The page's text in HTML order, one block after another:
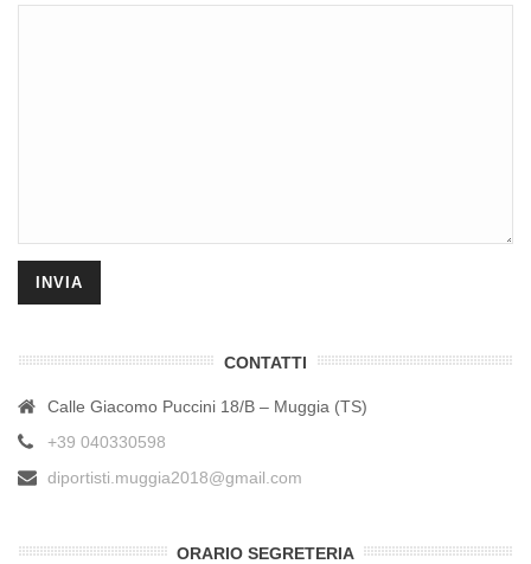
CONTATTI
Calle Giacomo Puccini 18/B – Muggia (TS)
+39 040330598
diportisti.muggia2018@gmail.com
ORARIO SEGRETERIA